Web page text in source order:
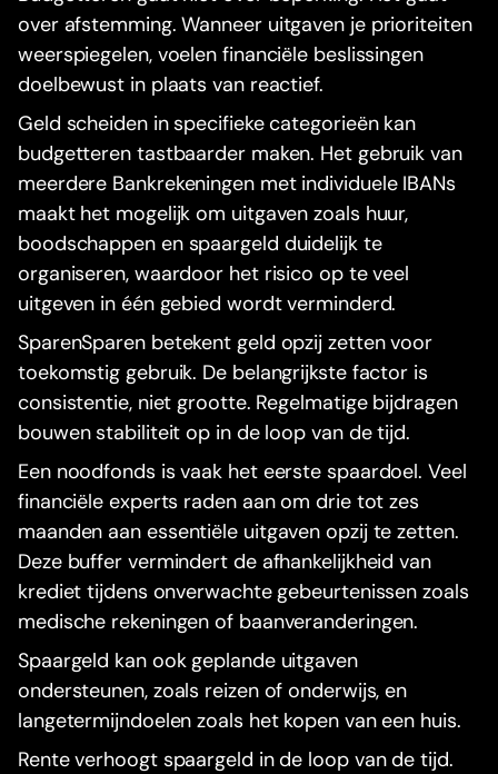
over afstemming. Wanneer uitgaven je prioriteiten
weerspiegelen, voelen financiële beslissingen
doelbewust in plaats van reactief.
Geld scheiden in specifieke categorieën kan
budgetteren tastbaarder maken. Het gebruik van
meerdere Bankrekeningen met individuele IBANs
maakt het mogelijk om uitgaven zoals huur,
boodschappen en spaargeld duidelijk te
organiseren, waardoor het risico op te veel
uitgeven in één gebied wordt verminderd.
SparenSparen betekent geld opzij zetten voor
toekomstig gebruik. De belangrijkste factor is
consistentie, niet grootte. Regelmatige bijdragen
bouwen stabiliteit op in de loop van de tijd.
Een noodfonds is vaak het eerste spaardoel. Veel
financiële experts raden aan om drie tot zes
maanden aan essentiële uitgaven opzij te zetten.
Deze buffer vermindert de afhankelijkheid van
krediet tijdens onverwachte gebeurtenissen zoals
medische rekeningen of baanveranderingen.
Spaargeld kan ook geplande uitgaven
ondersteunen, zoals reizen of onderwijs, en
langetermijndoelen zoals het kopen van een huis.
Rente verhoogt spaargeld in de loop van de tijd.